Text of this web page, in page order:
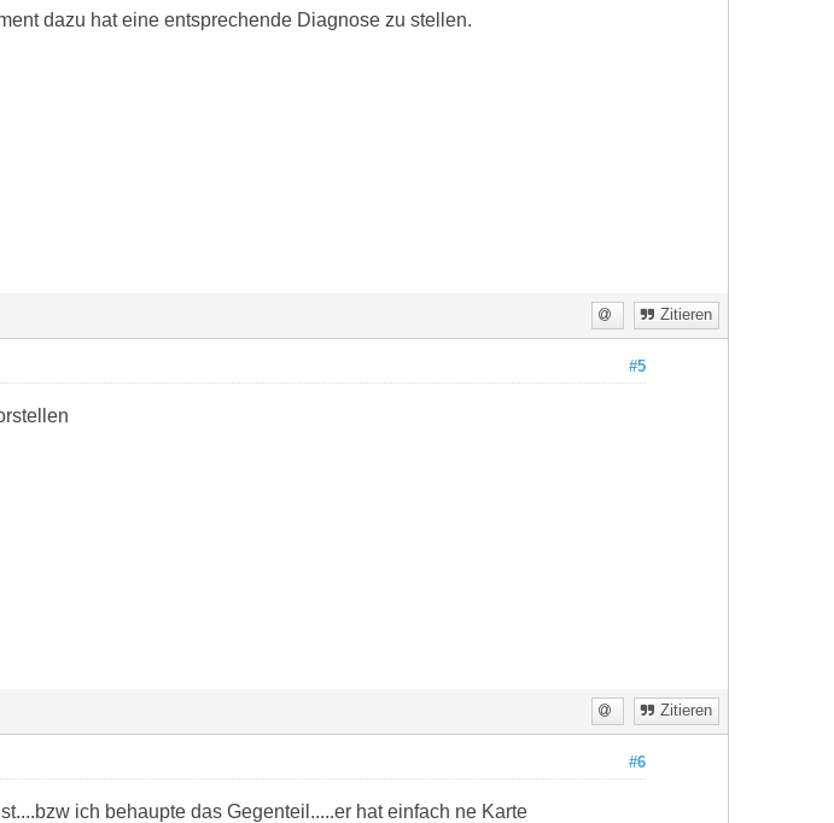
dazu hat eine entsprechende Diagnose zu stellen.
Zitieren
#5
Zitieren
#6
ich behaupte das Gegenteil.....er hat einfach ne Karte